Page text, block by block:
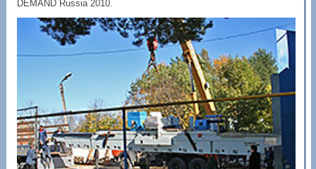
DEMAND Russia 2010.